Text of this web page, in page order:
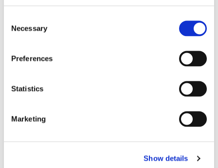
Necessary
Preferences
Statistics
Marketing
Show details